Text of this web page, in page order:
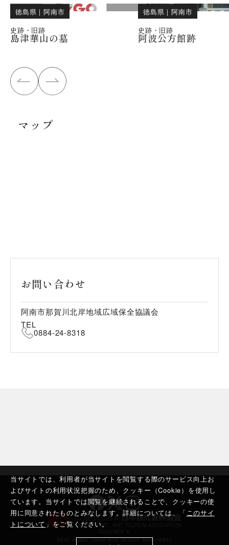
当サイトでは、利用者が当サイトを閲覧する際のサービス向上お
よびサイトの利用状況把握のため、クッキー（Cookie）を使用し
ています。当サイトでは閲覧を継続されることで、クッキーの使
用に同意されたものとみなします。詳細については、「このサイ
トについて 」をご覧ください。
徳島県 ｜阿南市
史跡・旧跡
島津華山の墓
徳島県 ｜阿南市
史跡・旧跡
阿波公方館跡
マップ
お問い合わせ
阿南市那賀川北岸地域広域保全協議会
TEL
0884-24-8318
2020 Japan Travel And Tourism Association